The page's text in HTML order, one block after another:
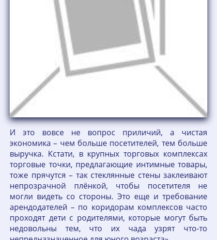
И это вовсе не вопрос приличий, а чистая
экономика – чем больше посетителей, тем больше
выручка. Кстати, в крупных торговых комплексах
торговые точки, предлагающие интимные товары,
тоже прячутся – так стеклянные стены заклеивают
непрозрачной плёнкой, чтобы посетителя не
могли видеть со стороны. Это еще и требование
арендодателей – по коридорам комплексов часто
проходят дети с родителями, которые могут быть
недовольны тем, что их чада узрят что-то